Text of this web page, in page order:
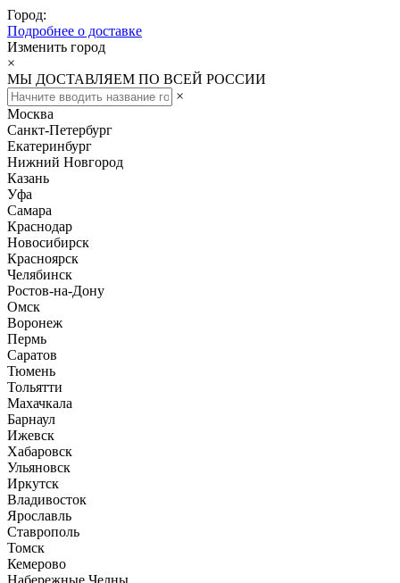
Город:
Подробнее о доставке
Изменить город
×
МЫ ДОСТАВЛЯЕМ ПО ВСЕЙ РОССИИ
×
Москва
Санкт-Петербург
Екатеринбург
Нижний Новгород
Казань
Уфа
Самара
Краснодар
Новосибирск
Красноярск
Челябинск
Ростов-на-Дону
Омск
Воронеж
Пермь
Саратов
Тюмень
Тольятти
Махачкала
Барнаул
Ижевск
Хабаровск
Ульяновск
Иркутск
Владивосток
Ярославль
Ставрополь
Томск
Кемерово
Набережные Челны